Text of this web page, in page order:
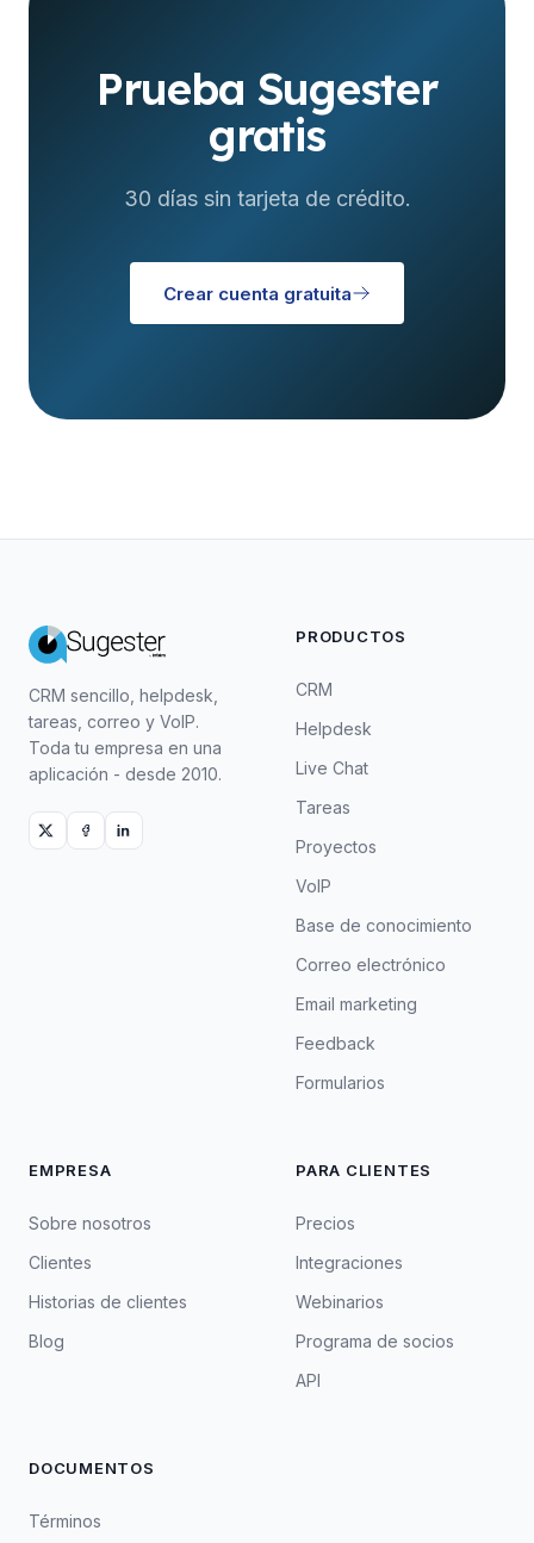
Prueba Sugester
gratis
30 días sin tarjeta de crédito.
Crear cuenta gratuita
CRM sencillo, helpdesk,
tareas, correo y VoIP.
Toda tu empresa en una
aplicación - desde 2010.
PRODUCTOS
CRM
Helpdesk
Live Chat
Tareas
Proyectos
VoIP
Base de conocimiento
Correo electrónico
Email marketing
Feedback
Formularios
EMPRESA
Sobre nosotros
Clientes
Historias de clientes
Blog
PARA CLIENTES
Precios
Integraciones
Webinarios
Programa de socios
API
DOCUMENTOS
Términos